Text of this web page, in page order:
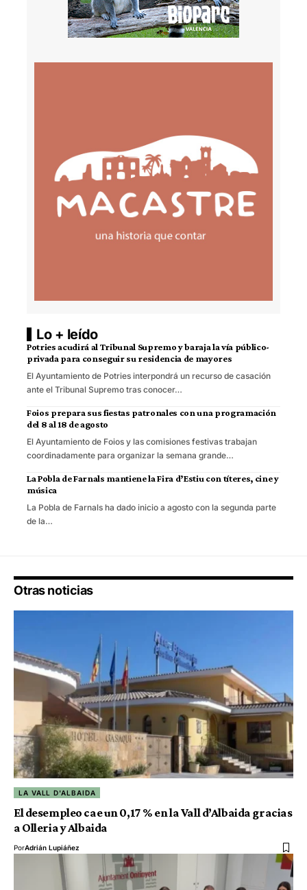
Lo + leído
Potries acudirá al Tribunal Supremo y baraja la vía público-
privada para conseguir su residencia de mayores
El Ayuntamiento de Potries interpondrá un recurso de casación
ante el Tribunal Supremo tras conocer…
Foios prepara sus fiestas patronales con una programación
del 8 al 18 de agosto
El Ayuntamiento de Foios y las comisiones festivas trabajan
coordinadamente para organizar la semana grande…
La Pobla de Farnals mantiene la Fira d’Estiu con títeres, cine y
música
La Pobla de Farnals ha dado inicio a agosto con la segunda parte
de la…
Otras noticias
LA VALL D'ALBAIDA
El desempleo cae un 0,17 % en la Vall d’Albaida gracias
a Olleria y Albaida
PorAdrián Lupiáñez